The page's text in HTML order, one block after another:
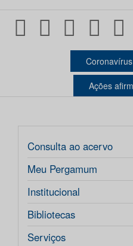
Coronavírus
Ações
Consulta ao acervo
Meu Pergamum
Institucional
Bibliotecas
Serviços